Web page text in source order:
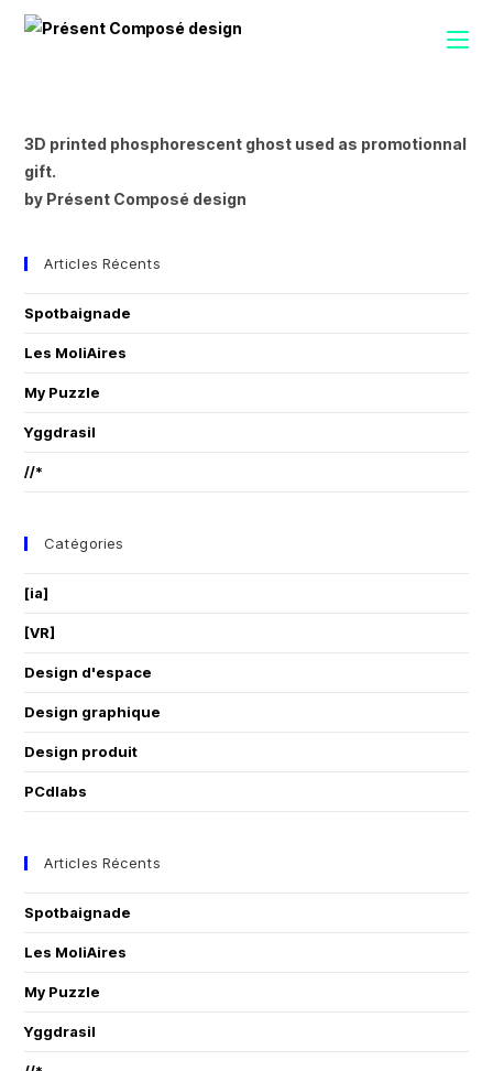
3D printed phosphorescent ghost used as promotionnal
gift.
by Présent Composé design
Articles Récents
Spotbaignade
Les MoliAires
My Puzzle
Yggdrasil
//*
Catégories
[ia]
[VR]
Design d'espace
Design graphique
Design produit
PCdlabs
Articles Récents
Spotbaignade
Les MoliAires
My Puzzle
Yggdrasil